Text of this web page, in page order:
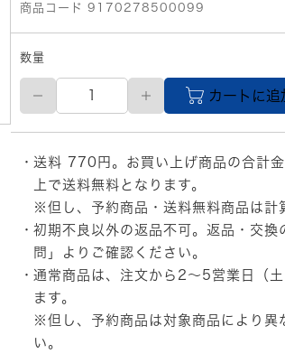
商品コード 9170278500099
数量
M
イ
ズ
ス
ノ
ー
グ
ロ
ー
LADY'S
BLACK
個
カートに追
送料 770円。お買い上げ商品の合計
上で送料無料となります。
※但し、予約商品・送料無料商品は計
初期不良以外の返品不可。返品・交換
問」
よりご確認ください。
通常商品は、注文から2～5営業日（
ます。
※但し、予約商品は対象商品により異
い。